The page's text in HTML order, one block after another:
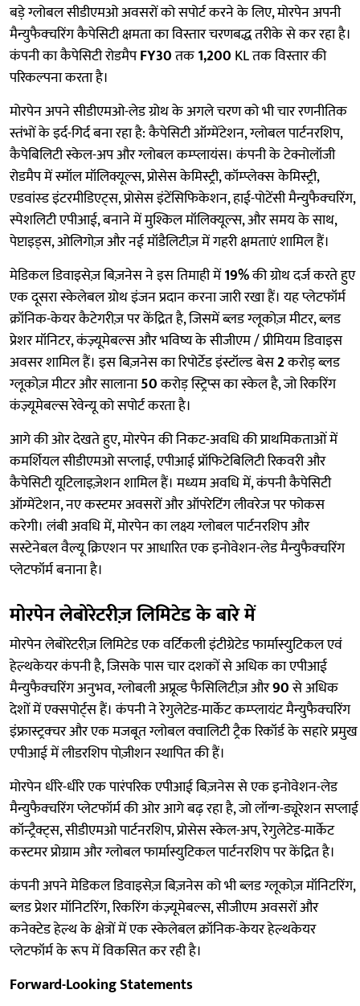
बड़े ग्लोबल सीडीएमओ अवसरों को सपोर्ट करने के लिए, मोरपेन अपनी
मैन्युफैक्चरिंग कैपेसिटी क्षमता का विस्तार चरणबद्ध तरीके से कर रहा है।
कंपनी का कैपेसिटी रोडमैपFY30तक1,200 KL तक विस्तार की
परिकल्पना करता है।
मोरपेन अपने सीडीएमओ-लेड ग्रोथ के अगले चरण को भी चार रणनीतिक
स्तंभों के इर्द-गिर्द बना रहा है: कैपेसिटी ऑग्मेंटेशन, ग्लोबल पार्टनरशिप,
कैपेबिलिटी स्केल-अप और ग्लोबल कम्प्लायंस। कंपनी के टेक्नोलॉजी
रोडमैप में स्मॉल मॉलिक्यूल्स, प्रोसेस केमिस्ट्री, कॉम्प्लेक्स केमिस्ट्री,
एडवांस्ड इंटरमीडिएट्स, प्रोसेस इंटेंसिफिकेशन, हाई-पोटेंसी मैन्युफैक्चरिंग,
स्पेशलिटी एपीआई, बनाने में मुश्किल मॉलिक्यूल्स, और समय के साथ,
पेप्टाइड्स, ओलिगोज़ और नई मॉडैलिटीज़ में गहरी क्षमताएं शामिल हैं।
मेडिकल डिवाइसेज़ बिज़नेस ने इस तिमाही में19%की ग्रोथ दर्ज करते हुए
एक दूसरा स्केलेबल ग्रोथ इंजन प्रदान करना जारी रखा हैं। यह प्लेटफॉर्म
क्रॉनिक-केयर कैटेगरीज़ पर केंद्रित है, जिसमें ब्लड ग्लूकोज़ मीटर, ब्लड
प्रेशर मॉनिटर, कंज़्यूमेबल्स और भविष्य के सीजीएम / प्रीमियम डिवाइस
अवसर शामिल हैं। इस बिज़नेस का रिपोर्टेड इंस्टॉल्ड बेस2करोड़ ब्लड
ग्लूकोज़ मीटर और सालाना50करोड़ स्ट्रिप्स का स्केल है, जो रिकरिंग
कंज़्यूमेबल्स रेवेन्यू को सपोर्ट करता है।
आगे की ओर देखते हुए, मोरपेन की निकट-अवधि की प्राथमिकताओं में
कमर्शियल सीडीएमओ सप्लाई, एपीआई प्रॉफिटेबिलिटी रिकवरी और
कैपेसिटी यूटिलाइज़ेशन शामिल हैं। मध्यम अवधि में, कंपनी कैपेसिटी
ऑग्मेंटेशन, नए कस्टमर अवसरों और ऑपरेटिंग लीवरेज पर फोकस
करेगी। लंबी अवधि में, मोरपेन का लक्ष्य ग्लोबल पार्टनरशिप और
सस्टेनेबल वैल्यू क्रिएशन पर आधारित एक इनोवेशन-लेड मैन्युफैक्चरिंग
प्लेटफॉर्म बनाना है।
मोरपेन लेबोरेटरीज़ लिमिटेड के बारे में
मोरपेन लेबोरेटरीज़ लिमिटेड एक वर्टिकली इंटीग्रेटेड फार्मास्युटिकल एवं
हेल्थकेयर कंपनी है, जिसके पास चार दशकों से अधिक का एपीआई
मैन्युफैक्चरिंग अनुभव, ग्लोबली अप्रूव्ड फैसिलिटीज़ और90से अधिक
देशों में एक्सपोर्ट्स हैं। कंपनी ने रेगुलेटेड-मार्केट कम्प्लायंट मैन्युफैक्चरिंग
इंफ्रास्ट्रक्चर और एक मजबूत ग्लोबल क्वालिटी ट्रैक रिकॉर्ड के सहारे प्रमुख
एपीआई में लीडरशिप पोज़ीशन स्थापित की हैं।
मोरपेन धीरे-धीरे एक पारंपरिक एपीआई बिज़नेस से एक इनोवेशन-लेड
मैन्युफैक्चरिंग प्लेटफॉर्म की ओर आगे बढ़ रहा है, जो लॉन्ग-ड्यूरेशन सप्लाई
कॉन्ट्रैक्ट्स, सीडीएमओ पार्टनरशिप, प्रोसेस स्केल-अप, रेगुलेटेड-मार्केट
कस्टमर प्रोग्राम और ग्लोबल फार्मास्युटिकल पार्टनरशिप पर केंद्रित है।
कंपनी अपने मेडिकल डिवाइसेज़ बिज़नेस को भी ब्लड ग्लूकोज़ मॉनिटरिंग,
ब्लड प्रेशर मॉनिटरिंग, रिकरिंग कंज़्यूमेबल्स, सीजीएम अवसरों और
कनेक्टेड हेल्थ के क्षेत्रों में एक स्केलेबल क्रॉनिक-केयर हेल्थकेयर
प्लेटफॉर्म के रूप में विकसित कर रही है।
Forward-Looking Statements